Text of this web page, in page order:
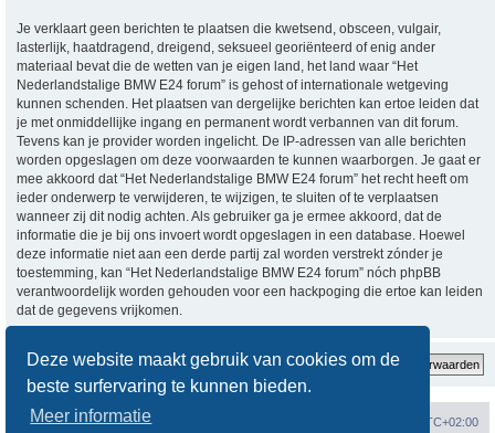
Deze website maakt gebruik van cookies om de
beste surfervaring te kunnen bieden.
Meer informatie
Je verklaart geen berichten te plaatsen die kwetsend, obsceen, vulgair,
lasterlijk, haatdragend, dreigend, seksueel georiënteerd of enig ander
materiaal bevat die de wetten van je eigen land, het land waar “Het
Nederlandstalige BMW E24 forum” is gehost of internationale wetgeving
kunnen schenden. Het plaatsen van dergelijke berichten kan ertoe leiden dat
je met onmiddellijke ingang en permanent wordt verbannen van dit forum.
Tevens kan je provider worden ingelicht. De IP-adressen van alle berichten
worden opgeslagen om deze voorwaarden te kunnen waarborgen. Je gaat er
mee akkoord dat “Het Nederlandstalige BMW E24 forum” het recht heeft om
ieder onderwerp te verwijderen, te wijzigen, te sluiten of te verplaatsen
wanneer zij dit nodig achten. Als gebruiker ga je ermee akkoord, dat de
informatie die je bij ons invoert wordt opgeslagen in een database. Hoewel
deze informatie niet aan een derde partij zal worden verstrekt zónder je
toestemming, kan “Het Nederlandstalige BMW E24 forum” nóch phpBB
verantwoordelijk worden gehouden voor een hackpoging die ertoe kan leiden
dat de gegevens vrijkomen.
Forumoverzicht UTC+02:00